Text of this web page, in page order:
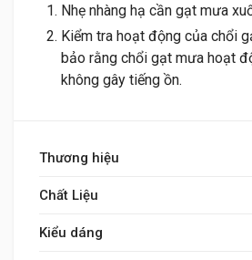
Nhẹ nhàng hạ cần gạt mưa
Kiểm tra hoạt động của chổi
bảo rằng chổi gạt mưa hoạt
không gây tiếng ồn.
Thương hiệu
Chất Liệu
Kiểu dáng